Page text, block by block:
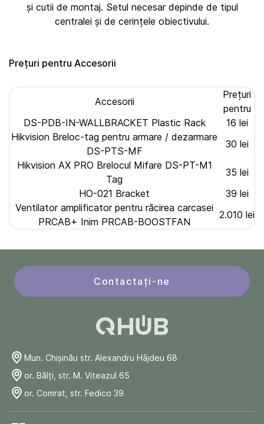
și cutii de montaj. Setul necesar depinde de tipul
centralei și de cerințele obiectivului.
Prețuri pentru Accesorii
Accesorii
Prețuri
pentru
DS-PDB-IN-WALLBRACKET Plastic Rack
16 lei
Hikvision Breloc-tag pentru armare / dezarmare
DS-PTS-MF
30 lei
Hikvision AX PRO Brelocul Mifare DS-PT-M1
Tag
35 lei
HO-021 Bracket
39 lei
Ventilator amplificator pentru răcirea carcasei
PRCAB+ Inim PRCAB-BOOSTFAN
2.010 lei
Contactați-ne
Mun. Chişinău str. Alexandru Hâjdeu 68
or. Bălți, str. M. Viteazul 65
or. Comrat, str. Fedico 39